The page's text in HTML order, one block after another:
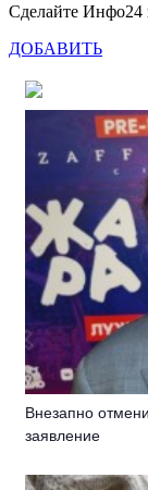
Сделайте Инфо24
ДОБАВИТЬ
Внезапно
заявление